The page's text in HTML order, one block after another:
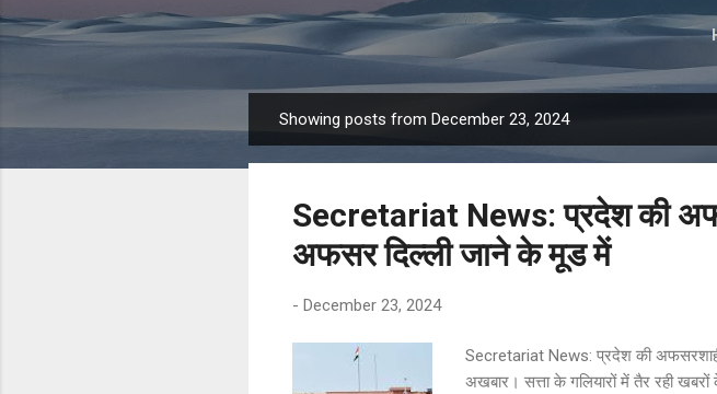
o
Showing posts from December 23, 2024
Secretariat News: प्रदेश की
अफसर दिल्ली जाने के मूड में
- December 23, 2024
Secretariat News: प्रदेश की
अखबार। सत्ता के गलियारों में तैर रही